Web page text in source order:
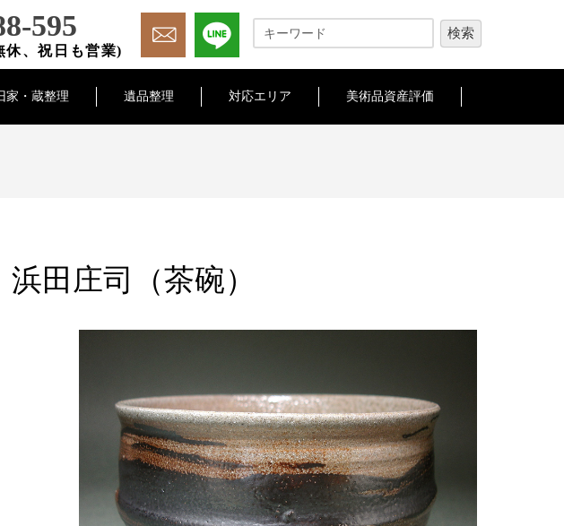
595
、祝日も営業)
旧家・蔵整理 遺品整理 対応エリア 美術品資産評価
田庄司（茶碗）